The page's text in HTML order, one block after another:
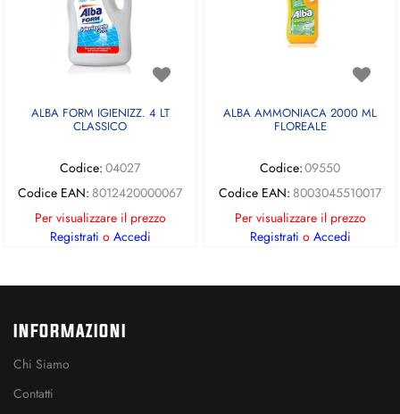
ALBA FORM IGIENIZZ. 4 LT
CLASSICO
Codice: 04027
Codice EAN: 8012420000067
Per visualizzare il prezzo
Registrati o Accedi
ALBA AMMONIACA 2000 ML
FLOREALE
Codice:09550
Codice EAN: 8003045510017
Per visualizzare il prezzo
Registrati o Accedi
INFORMAZIONI
Chi Siamo
Contatti